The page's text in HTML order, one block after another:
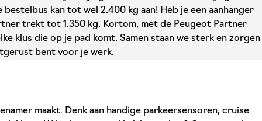
kan tot wel 2.400 kg aan! Heb je een aanhanger
trekt tot 1.350 kg. Kortom, met de Peugeot Partner
klus die op je pad komt. Samen staan we sterk en zorgen
bent voor je werk.
maakt. Denk aan handige parkeersensoren, cruise